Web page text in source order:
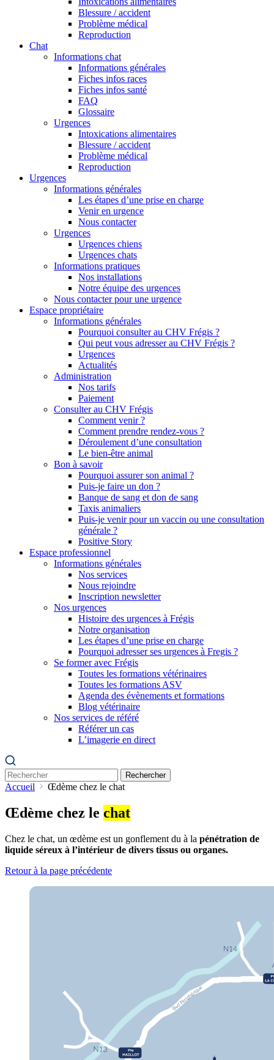
Blessure / accident
Problème médical
Reproduction
Chat
Informations chat
Informations générales
Fiches infos races
Fiches infos santé
FAQ
Glossaire
Urgences
Intoxications alimentaires
Blessure / accident
Problème médical
Reproduction
Urgences
Informations générales
Les étapes d’une prise en charge
Venir en urgence
Nous contacter
Urgences
Urgences chiens
Urgences chats
Informations pratiques
Nos installations
Notre équipe des urgences
Nous contacter pour une urgence
Espace propriétaire
Informations générales
Pourquoi consulter au CHV Frégis ?
Qui peut vous adresser au CHV Frégis ?
Urgences
Actualités
Administration
Nos tarifs
Paiement
Consulter au CHV Frégis
Comment venir ?
Comment prendre rendez-vous ?
Déroulement d’une consultation
Le bien-être animal
Bon à savoir
Pourquoi assurer son animal ?
Puis-je faire un don ?
Banque de sang et don de sang
Taxis animaliers
Puis-je venir pour un vaccin ou une consultation
générale ?
Positive Story
Espace professionnel
Informations générales
Nos services
Nous rejoindre
Inscription newsletter
Nos urgences
Histoire des urgences à Frégis
Notre organisation
Les étapes d’une prise en charge
Pourquoi adresser ses urgences à Fregis ?
Se former avec Frégis
Toutes les formations vétérinaires
Toutes les formations ASV
Agenda des évènements et formations
Blog vétérinaire
Nos services de référé
Référer un cas
L’imagerie en direct
Rechercher
Accueil Œdème chez le chat
Œdème chez le chat
Chez le chat, un œdème est un gonflement du à la pénétration de
liquide séreux à l’intérieur de divers tissus ou organes.
Retour à la page précédente